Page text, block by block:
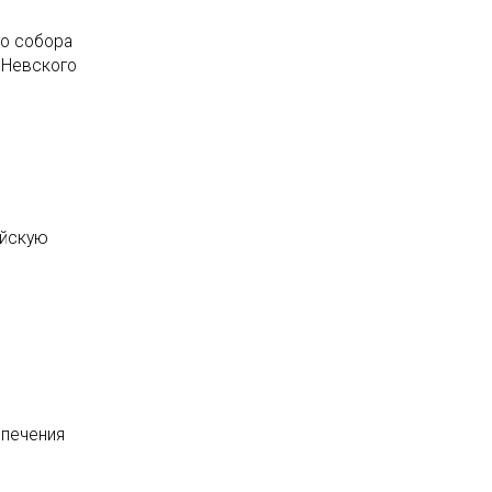
собора